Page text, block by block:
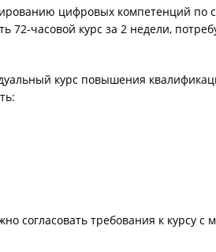
цифровых компетенций по
часовой курс за 2 недели,
курс повышения
согласовать требования к курсу с